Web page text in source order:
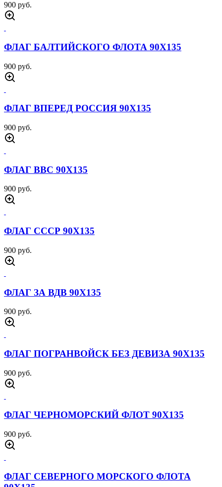
900 руб.
ФЛАГ БАЛТИЙСКОГО ФЛОТА 90Х135
900 руб.
ФЛАГ ВПЕРЕД РОССИЯ 90Х135
900 руб.
ФЛАГ ВВС 90Х135
900 руб.
ФЛАГ СССР 90Х135
900 руб.
ФЛАГ ЗА ВДВ 90Х135
900 руб.
ФЛАГ ПОГРАНВОЙСК БЕЗ ДЕВИЗА 90Х135
900 руб.
ФЛАГ ЧЕРНОМОРСКИЙ ФЛОТ 90Х135
900 руб.
ФЛАГ СЕВЕРНОГО МОРСКОГО ФЛОТА